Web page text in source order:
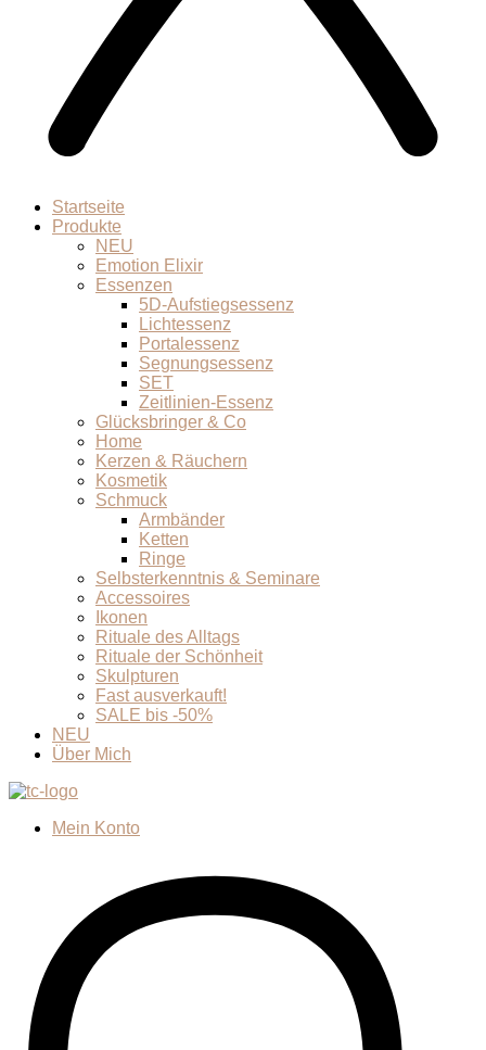
Startseite
Produkte
NEU
Emotion Elixir
Essenzen
5D-Aufstiegsessenz
Lichtessenz
Portalessenz
Segnungsessenz
SET
Zeitlinien-Essenz
Glücksbringer & Co
Home
Kerzen & Räuchern
Kosmetik
Schmuck
Armbänder
Ketten
Ringe
Selbsterkenntnis & Seminare
Accessoires
Ikonen
Rituale des Alltags
Rituale der Schönheit
Skulpturen
Fast ausverkauft!
SALE bis -50%
NEU
Über Mich
Mein Konto